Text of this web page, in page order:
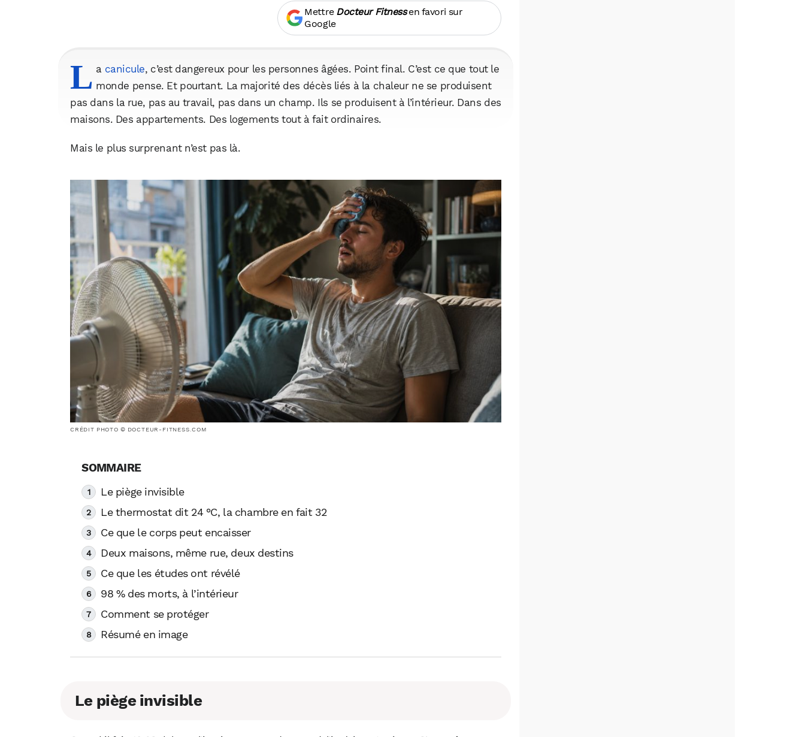
Mettre Docteur Fitnessen favori sur
Google
L a canicule, c’est dangereux pour les personnes âgées. Point final. C’est ce que tout le
monde pense. Et pourtant. La majorité des décès liés à la chaleur ne se produisent
pas dans la rue, pas au travail, pas dans un champ. Ils se produisent à l’intérieur. Dans des
maisons. Des appartements. Des logements tout à fait ordinaires.
Mais le plus surprenant n’est pas là.
CRÉDIT PHOTO © DOCTEUR-FITNESS.COM
Le piège invisible
Le thermostat dit 24 °C, la chambre en fait 32
Ce que le corps peut encaisser
Deux maisons, même rue, deux destins
Ce que les études ont révélé
98 % des morts, à l’intérieur
Comment se protéger
Résumé en image
Le piège invisible